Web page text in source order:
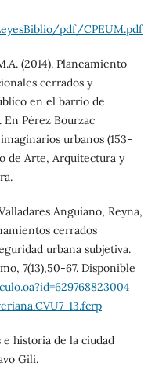
pdf/CPEUM.pdf
(2014). Planeamiento
cerrados y
en el barrio de
Pérez Bourzac
urbanos (153-
de Arte, Arquitectura y
Anguiano, Reyna,
cerrados
urbana subjetiva.
7(13),50-67. Disponible
13.fcrp
e historia de la ciudad
Gili.